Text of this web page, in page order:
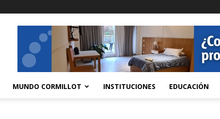
MUNDO CORMILLOT INSTITUCIONES EDUCACIÓN